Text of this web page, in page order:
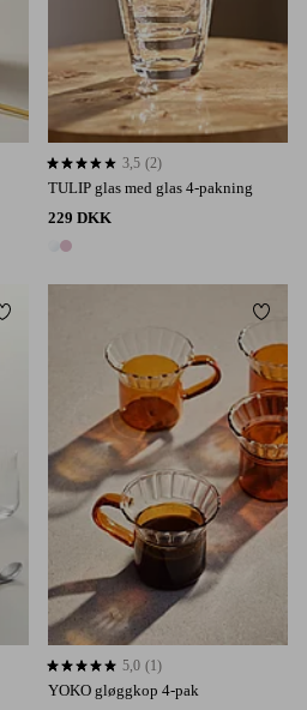
TULIP glas med glas 4-pakning
229 DKK
2 farver
3,5 baseret på 2 bedømmelser
3,5 (2)
Tilføj til favoritter
YOKO gløggkop 4-pak
5,0 baseret på 1 bedømmelser
5,0 (1)
Tilføj